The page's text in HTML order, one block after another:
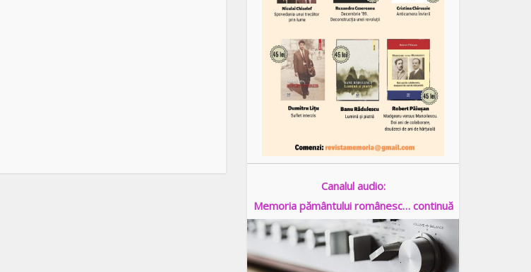
Canalul audio:
Memoria pământului românesc… continuă